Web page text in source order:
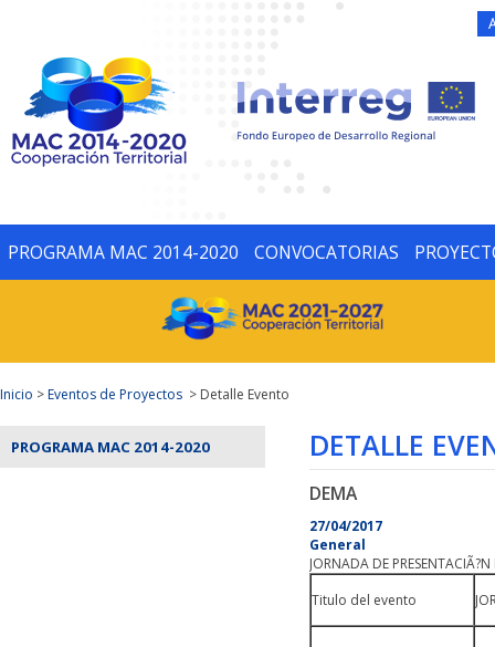
PROGRAMA MAC 2014-2020 CONVOCATORIAS
Inicio >Eventos de Proyectos > Detalle Evento
PROGRAMA MAC 2014-2020 DETALLE
DEMA
27/04/2017
General
JORNADA DE
Titulo del evento